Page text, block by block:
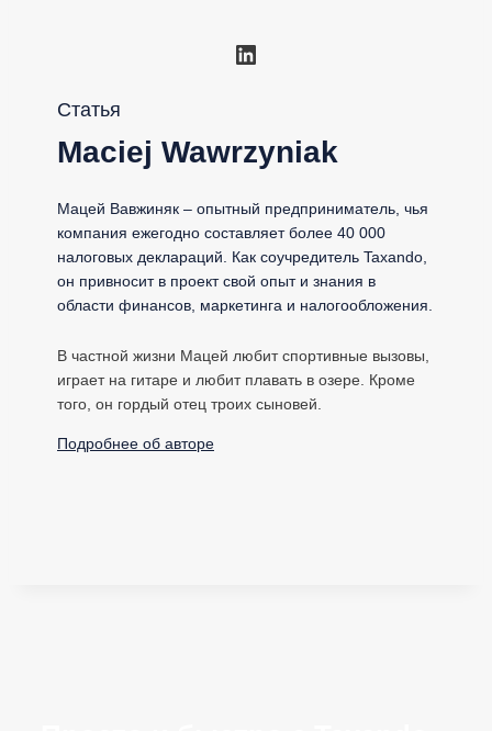
LinkedIn
Статья
Maciej Wawrzyniak
Мацей Вавжиняк – опытный предприниматель, чья
компания ежегодно составляет более 40 000
налоговых деклараций. Как соучредитель Taxando,
он привносит в проект свой опыт и знания в
области финансов, маркетинга и налогообложения.
В частной жизни Мацей любит спортивные вызовы,
играет на гитаре и любит плавать в озере. Кроме
того, он гордый отец троих сыновей.
Подробнее об авторе